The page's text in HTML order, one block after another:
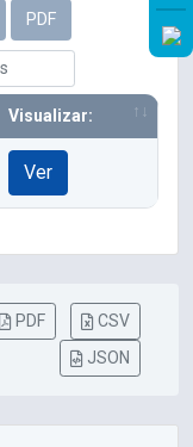
PDF
Visualizar:
Ver
PDF
CSV
JSON